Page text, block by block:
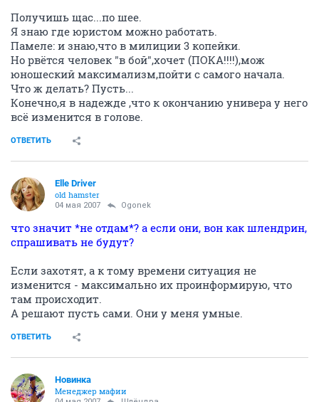
Получишь щас...по шее.
Я знаю где юристом можно работать.
Памеле: и знаю,что в милиции 3 копейки.
Но рвётся человек "в бой",хочет (ПОКА!!!!),мож
юношеский максимализм,пойти с самого начала.
Что ж делать? Пусть...
Конечно,я в надежде ,что к окончанию универа у него
всё изменится в голове.
ОТВЕТИТЬ
Elle Driver
old hamster
04 мая 2007 Ogonek
что значит *не отдам*? а если они, вон как шлендрин,
спрашивать не будут?
Если захотят, а к тому времени ситуация не
изменится - максимально их проинформирую, что
там происходит.
А решают пусть сами. Они у меня умные.
ОТВЕТИТЬ
Новинка
Менеджер мафии